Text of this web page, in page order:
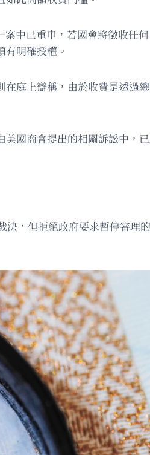
中已重申，若國會將徵收任
明確授權。
庭上辯稱，由於收費是透過
國商會提出的相關訴訟中，
，但拒絕政府要求暫停審理